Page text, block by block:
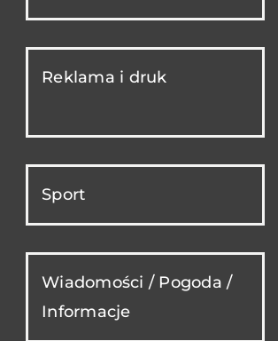
Reklama i druk
Sport
Wiadomości / Pogoda /
Informacje